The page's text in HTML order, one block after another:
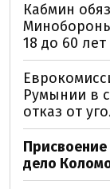
Кабмин
18 до 60 лет
Румынии в
отказ от
дело